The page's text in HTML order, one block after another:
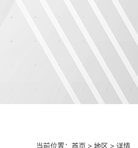
当前位置： 首页 > 地区 > 详情